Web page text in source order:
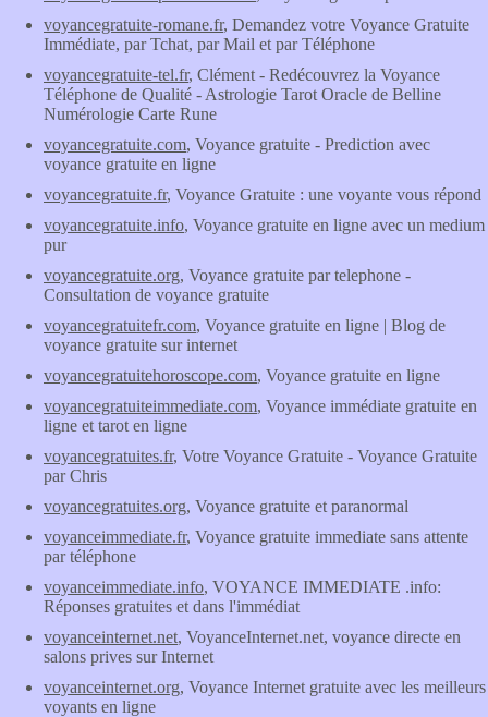
voyancegratuite-romane.fr, Demandez votre Voyance Gratuite
Immédiate, par Tchat, par Mail et par Téléphone
voyancegratuite-tel.fr, Clément - Redécouvrez la Voyance
Téléphone de Qualité - Astrologie Tarot Oracle de Belline
Numérologie Carte Rune
voyancegratuite.com, Voyance gratuite - Prediction avec
voyance gratuite en ligne
voyancegratuite.fr, Voyance Gratuite : une voyante vous répond
voyancegratuite.info, Voyance gratuite en ligne avec un medium
pur
voyancegratuite.org, Voyance gratuite par telephone -
Consultation de voyance gratuite
voyancegratuitefr.com, Voyance gratuite en ligne | Blog de
voyance gratuite sur internet
voyancegratuitehoroscope.com, Voyance gratuite en ligne
voyancegratuiteimmediate.com, Voyance immédiate gratuite en
ligne et tarot en ligne
voyancegratuites.fr, Votre Voyance Gratuite - Voyance Gratuite
par Chris
voyancegratuites.org, Voyance gratuite et paranormal
voyanceimmediate.fr, Voyance gratuite immediate sans attente
par téléphone
voyanceimmediate.info, VOYANCE IMMEDIATE .info:
Réponses gratuites et dans l'immédiat
voyanceinternet.net, VoyanceInternet.net, voyance directe en
salons prives sur Internet
voyanceinternet.org, Voyance Internet gratuite avec les meilleurs
voyants en ligne